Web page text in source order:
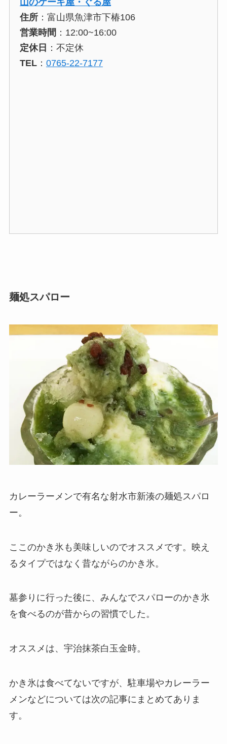
山のケーキ屋・ぐる屋
住所：富山県魚津市下椿106
営業時間 ：12:00~16:00
定休日 ：不定休
TEL： 0765-22-7177
麺処スパロー
カレーラーメンで有名な射水市新湊の麺処スパロ
ー。
ここのかき氷も美味しいのでオススメです。映え
るタイプではなく昔ながらのかき氷。
墓参りに行った後に、みんなでスパローのかき氷
を食べるのが昔からの習慣でした。
オススメは、宇治抹茶白玉金時。
かき氷は食べてないですが、駐車場やカレーラー
メンなどについては次の記事にまとめてありま
す。